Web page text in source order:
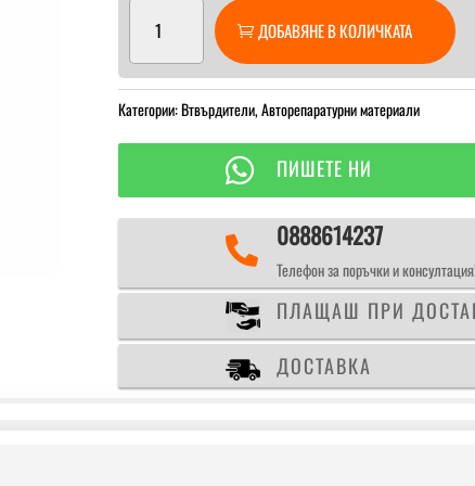
Cromax
VR-
1131
ДОБАВЯНЕ В КОЛИЧКАТА
Категории:Втвърдители,Авторепаратурни материали
 ПИШЕТЕ НИ
 0888614237
Телефон за поръчки и консултация!
ПЛАЩАШ ПРИ
ДОСТАВКА